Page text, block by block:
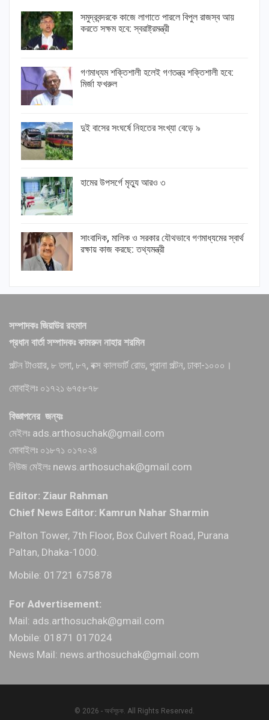
সমুদ্রবন্দরকে কাজে লাগাতে পারলে বিপুল রাজস্ব আয়
করতে সক্ষম হবে: স্বরাষ্ট্রমন্ত্রী
গণমাধ্যম শক্তিশালী হলেই গণতন্ত্র শক্তিশালী হবে:
মির্জা ফখরুল
দুই বাসের সংঘর্ষে নিহতের সংখ্যা বেড়ে ৯
হামের উপসর্গে মৃত্যু আরও ৩
সাংবাদিক, মালিক ও সরকার যৌথভাবে গণমাধ্যমের স্বার্থ
রক্ষায় কাজ করছে: তথ্যমন্ত্রী
সম্পাদকঃ জিয়াউর রহমান
প্রধান বার্তা সম্পাদকঃ কামরুন নাহার শরমিন
পল্টন টাওয়ার, ৮ তলা, ৮৭, বক্স কালভার্ট রোড, পুরানা পল্টন, ঢাকা-১০০০।
মোবাইলঃ ০১৭২১ ৬৭৫৮৭৮
বিজ্ঞাপনের জন্যঃ
মেইলঃ ads.arthosuchak@gmail.com
মোবাইলঃ ০১৮৭১ ০১৭০২৪
নিউজ মেইলঃ news.arthosuchak@gmail.com
Editor: Ziaur Rahman
Chief News Editor: Kamrun Nahar Sharmin
Palton Tower, 7th Floor, Box Culvert Road, Purana
Paltan, Dhaka-1000.
Mobile: 01721 675878
For Advertisement:
Mail: ads.arthosuchak@gmail.com
Mobile: 01871 017024
News Mail: news.arthosuchak@gmail.com
© 2026 - অর্থসূচক. All Rights Reserved.